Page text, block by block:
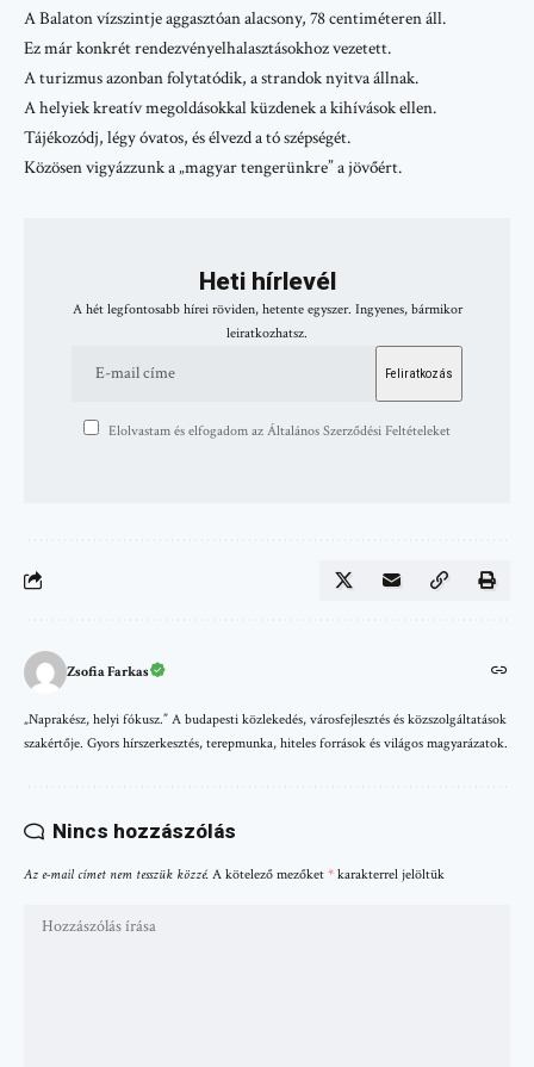
A Balaton vízszintje aggasztóan alacsony, 78 centiméteren áll.
Ez már konkrét rendezvényelhalasztásokhoz vezetett.
A turizmus azonban folytatódik, a strandok nyitva állnak.
A helyiek kreatív megoldásokkal küzdenek a kihívások ellen.
Tájékozódj, légy óvatos, és élvezd a tó szépségét.
Közösen vigyázzunk a „magyar tengerünkre” a jövőért.
Heti hírlevél
A hét legfontosabb hírei röviden, hetente egyszer. Ingyenes, bármikor
leiratkozhatsz.
Elolvastam és elfogadom az Általános Szerződési Feltételeket
Zsofia Farkas
„Naprakész, helyi fókusz.” A budapesti közlekedés, városfejlesztés és közszolgáltatások
szakértője. Gyors hírszerkesztés, terepmunka, hiteles források és világos magyarázatok.
Nincs hozzászólás
Az e-mail címet nem tesszük közzé. A kötelező mezőket * karakterrel jelöltük